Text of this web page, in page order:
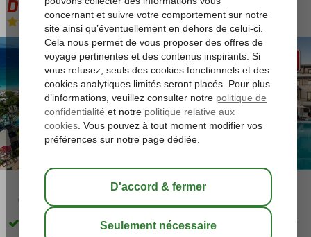
D'Andrea Mare
All Inclusive-Hôtel
03:45 sauver
Situé directement sur la plage avec une vue imprenable sur la mer